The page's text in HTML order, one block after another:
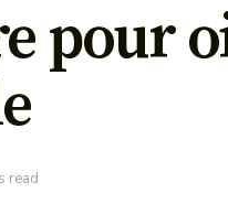
pour
read